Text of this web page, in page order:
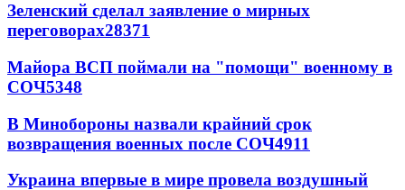
Зеленский сделал заявление о мирных
переговорах28371
Майора ВСП поймали на "помощи" военному в
СОЧ5348
В Минобороны назвали крайний срок
возвращения военных после СОЧ4911
Украина впервые в мире провела воздушный